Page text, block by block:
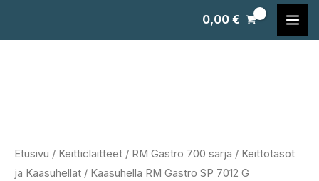
0,00€
Etusivu / Keittiölaitteet / RM Gastro 700 sarja / Keittotasot
ja Kaasuhellat / Kaasuhella RM Gastro SP 7012 G